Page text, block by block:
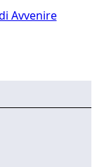
Avvenire